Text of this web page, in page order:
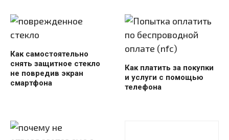
Как самостоятельно
снять защитное стекло
не повредив экран
смартфона
Как платить за покупки
и услуги с помощью
телефона